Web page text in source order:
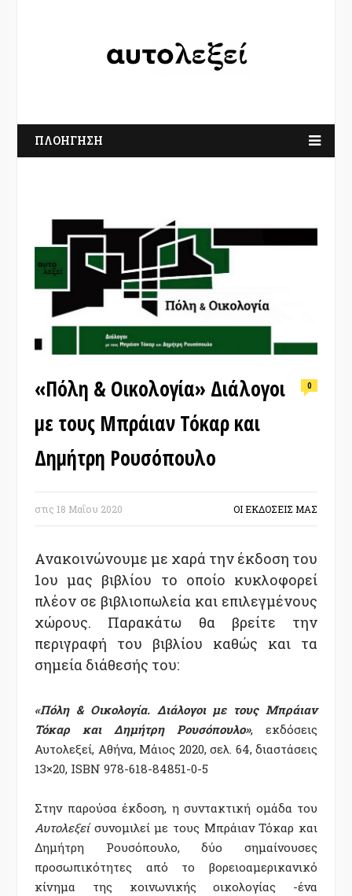
ΠΛΟΗΓΗΣΗ
«Πόλη & Οικολογία» Διάλογοι
με τους Μπράιαν Τόκαρ και
Δημήτρη Ρουσόπουλο
0
στις 18 Μαΐου 2020 ΟΙ ΕΚΔΟΣΕΙΣ ΜΑΣ
Ανακοινώνουμε με χαρά την έκδοση του
1ου μας βιβλίου το οποίο κυκλοφορεί
πλέον σε βιβλιοπωλεία και επιλεγμένους
χώρους. Παρακάτω θα βρείτε την
περιγραφή του βιβλίου καθώς και τα
σημεία διάθεσής του:
«Πόλη & Οικολογία. Διάλογοι με τους Μπράιαν
Τόκαρ και Δημήτρη Ρουσόπουλο», εκδόσεις
Αυτολεξεί, Αθήνα, Μάιος 2020, σελ. 64, διαστάσεις
13×20, ISBN 978-618-84851-0-5
Στην παρούσα έκδοση, η συντακτική ομάδα του
Αυτολεξείσυνομιλεί με τους Μπράιαν Τόκαρ και
Δημήτρη Ρουσόπουλο, δύο σημαίνουσες
προσωπικότητες από το βορειοαμερικανικό
κίνημα της κοινωνικής οικολογίας -ένα